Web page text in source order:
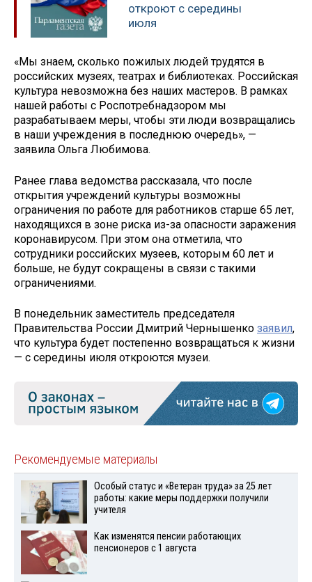
откроют с середины
июля
«Мы знаем, сколько пожилых людей трудятся в
российских музеях, театрах и библиотеках. Российская
культура невозможна без наших мастеров. В рамках
нашей работы с Роспотребнадзором мы
разрабатываем меры, чтобы эти люди возвращались
в наши учреждения в последнюю очередь», —
заявила Ольга Любимова.
Ранее глава ведомства рассказала, что после
открытия учреждений культуры возможны
ограничения по работе для работников старше 65 лет,
находящихся в зоне риска из-за опасности заражения
коронавирусом. При этом она отметила, что
сотрудники российских музеев, которым 60 лет и
больше, не будут сокращены в связи с такими
ограничениями.
В понедельник заместитель председателя
Правительства России Дмитрий Чернышенко заявил,
что культура будет постепенно возвращаться к жизни
— с середины июля откроются музеи.
Рекомендуемые материалы
Особый статус и «Ветеран труда» за 25 лет
работы: какие меры поддержки получили
учителя
Как изменятся пенсии работающих
пенсионеров с 1 августа